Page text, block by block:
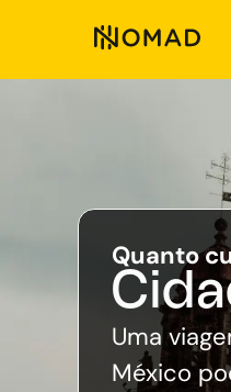
Quanto
Uma
México